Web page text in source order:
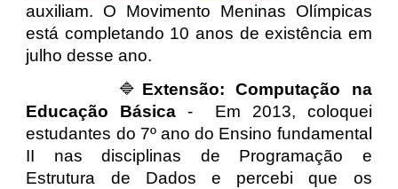
auxiliam. O Movimento Meninas Olímpicas
está completando 10 anos de existência em
julho desse ano.
🔷 Extensão:
Computação na
Educação Básica - Em 2013, coloquei
estudantes do 7º ano do Ensino fundamental
II nas disciplinas de Programação e
Estrutura de Dados e percebi que os